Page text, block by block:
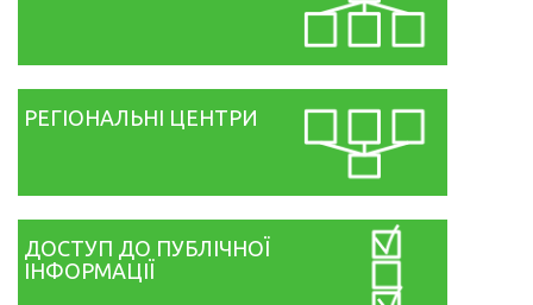
РЕГІОНАЛЬНІ ЦЕНТРИ
ДОСТУП ДО ПУБЛІЧНОЇ
ІНФОРМАЦІЇ